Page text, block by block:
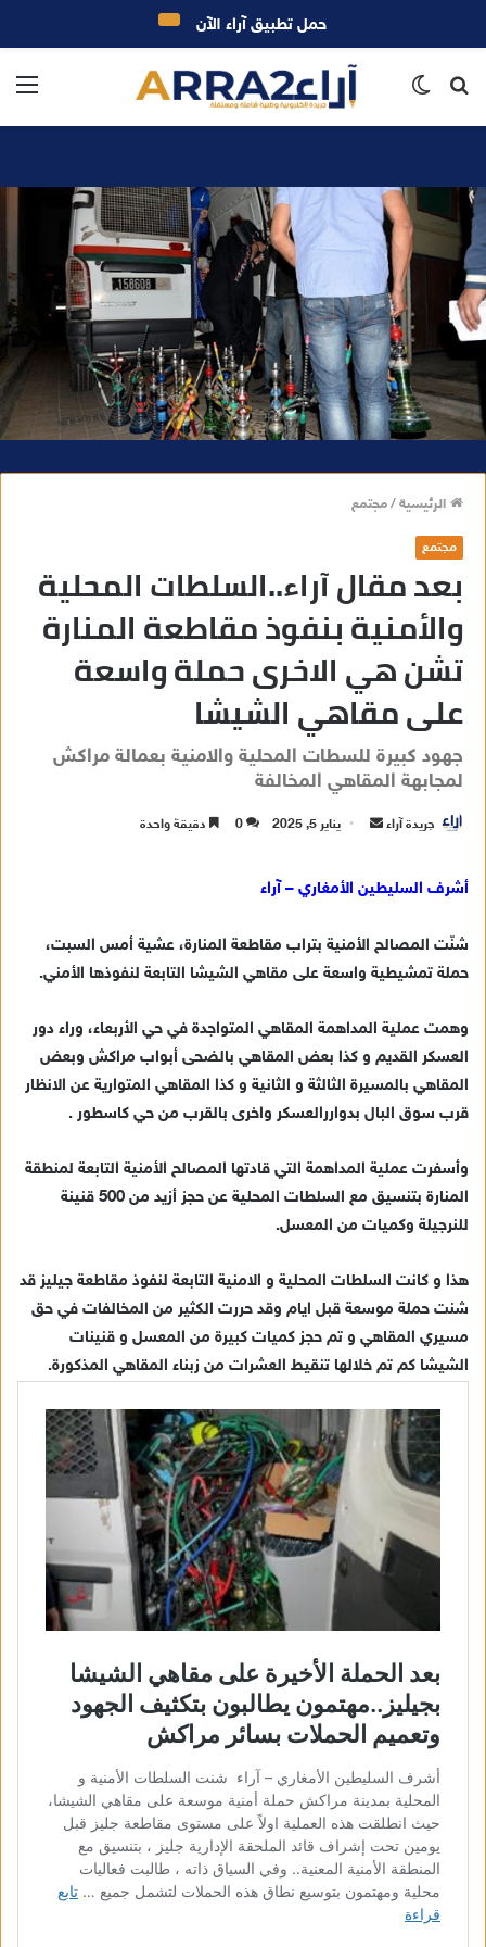
بحث
الرئيسية/مجتمع
مجتمع
بعد مقال آراء..السلطات المحلية
والأمنية بنفوذ مقاطعة المنارة
تشن هي الاخرى حملة واسعة
على مقاهي الشيشا
جهود كبيرة للسطات المحلية والامنية بعمالة مراكش
لمجابهة المقاهي المخالفة
جريدة آراء
ا
إ
ل
ك
يناير 5, 2025 0 دقيقة واحدة
أشرف السليطين الأمغاري – آراء
شنّت المصالح الأمنية بتراب مقاطعة المنارة، عشية أمس السبت،
حملة تمشيطية واسعة على مقاهي الشيشا التابعة لنفوذها الأمني.
وهمت عملية المداهمة المقاهي المتواجدة في حي الأربعاء، وراء دور
العسكر القديم و كذا بعض المقاهي بالضحى أبواب مراكش وبعض
المقاهي بالمسيرة الثالثة و الثانية و كذا المقاهي المتوارية عن الانظار
قرب سوق البال بدواررالعسكر واخرى بالقرب من حي كاسطور .
وأسفرت عملية المداهمة التي قادتها المصالح الأمنية التابعة لمنطقة
المنارة بتنسيق مع السلطات المحلية عن حجز أزيد من 500 قنينة
للنرجيلة وكميات من المعسل.
هذا و كانت السلطات المحلية و الامنية التابعة لنفوذ مقاطعة جيليز قد
شنت حملة موسعة قبل ايام وقد حررت الكثير من المخالفات في حق
مسيري المقاهي و تم حجز كميات كبيرة من المعسل و قنينات
الشيشا كم تم خلالها تنقيط العشرات من زبناء المقاهي المذكورة.
حمل تطبيق آراء الآن